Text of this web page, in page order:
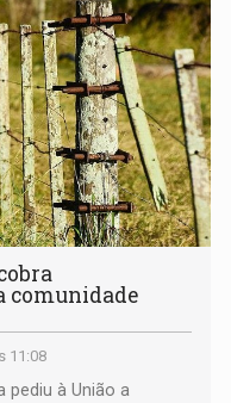
comunidade
11:08
pediu à União a